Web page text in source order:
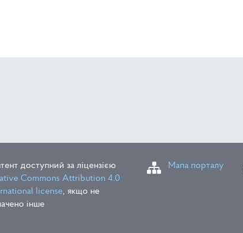
звіт т.в.о. Голови ДАЗВ
зони відчуження до 2064 року
доступний за ліцензією
Commons Attribution 4.0
license, якщо не
інше
Мапа порталу